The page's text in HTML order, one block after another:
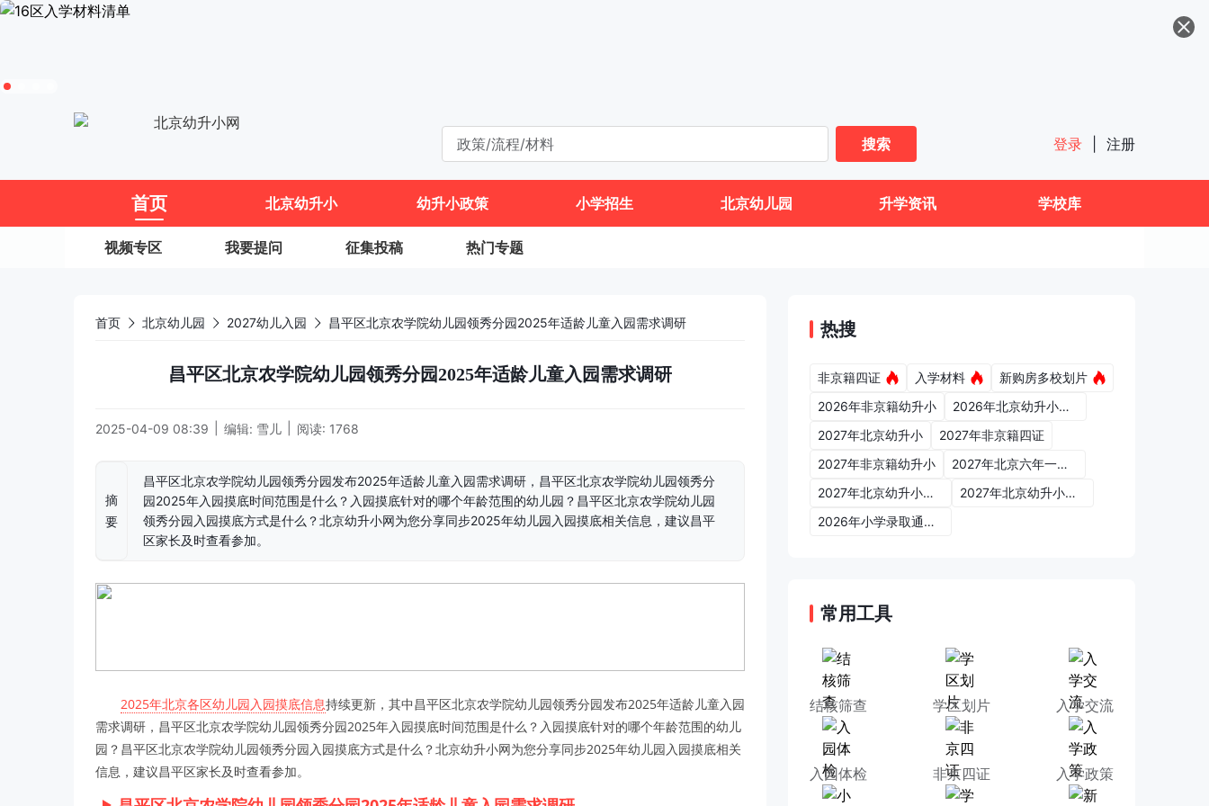
搜索
登录 注册
首页 北京幼升小 幼升小政策 小学招生 北京幼儿园 升学资讯 学校库
视频专区 我要提问 征集投稿 热门专题
首页 北京幼儿园 2027幼儿入园 昌平区北京农学院幼儿园领秀分园2025年适龄儿童入园需求调研
昌平区北京农学院幼儿园领秀分园2025年适龄儿童入园需求调研
2025-04-09 08:39 编辑: 雪儿 阅读: 1768
摘
要
昌平区北京农学院幼儿园领秀分园发布2025年适龄儿童入园需求调研，昌平区北京农学院幼儿园领秀分
园2025年入园摸底时间范围是什么？入园摸底针对的哪个年龄范围的幼儿园？昌平区北京农学院幼儿园
领秀分园入园摸底方式是什么？北京幼升小网为您分享同步2025年幼儿园入园摸底相关信息，建议昌平
区家长及时查看参加。
2025年北京各区幼儿园入园摸底信息持续更新，其中昌平区北京农学院幼儿园领秀分园发布2025年适龄儿童入园
需求调研，昌平区北京农学院幼儿园领秀分园2025年入园摸底时间范围是什么？入园摸底针对的哪个年龄范围的幼儿
园？昌平区北京农学院幼儿园领秀分园入园摸底方式是什么？北京幼升小网为您分享同步2025年幼儿园入园摸底相关
信息，建议昌平区家长及时查看参加。
热搜
非京籍四证 入学材料
新购房多校划片
2026年非京籍幼升小
2026年北京幼升小入学政策
2027年北京幼升小
2027年非京籍四证
2027年非京籍幼升小
2027年北京六年一学位政策
2027年北京幼升小六年一学位政策
2027年北京幼升小入学政策
2026年小学录取通知书
常用工具
结核筛查 学区划片 入学交流
入园体检 非京四证 入学政策